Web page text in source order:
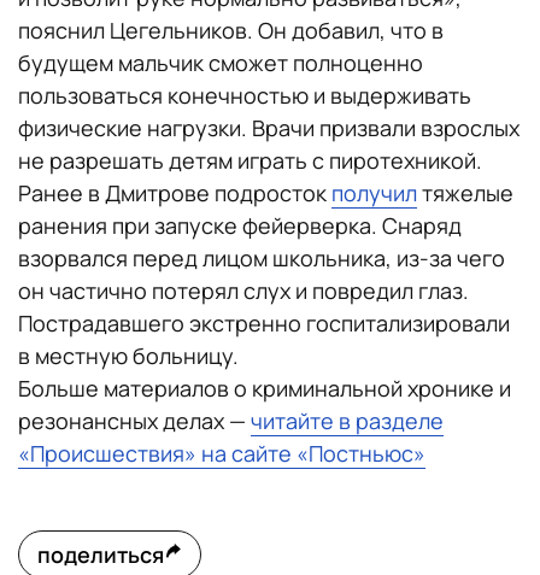
пояснил Цегельников. Он добавил, что в
будущем мальчик сможет полноценно
пользоваться конечностью и выдерживать
физические нагрузки. Врачи призвали взрослых
не разрешать детям играть с пиротехникой.
Ранее в Дмитрове подросток получилтяжелые
ранения при запуске фейерверка. Снаряд
взорвался перед лицом школьника, из-за чего
он частично потерял слух и повредил глаз.
Пострадавшего экстренно госпитализировали
в местную больницу.
Больше материалов о криминальной хронике и
резонансных делах — читайте в разделе
«Происшествия» на сайте «Постньюс»
поделиться